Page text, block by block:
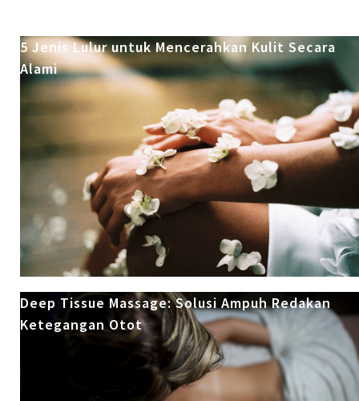
5 Jenis Lulur untuk Mencerahkan Kulit Secara
Alami
Deep Tissue Massage: Solusi Ampuh Redakan
Ketegangan Otot